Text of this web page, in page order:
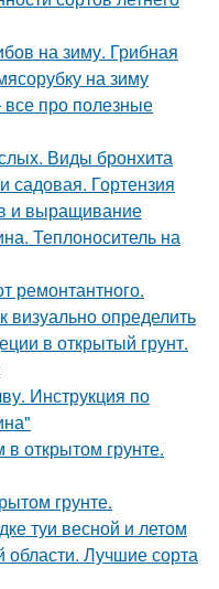
на зиму. Грибная
на зиму
про полезные
Виды бронхита
садовая. Гортензия
и выращивание
Теплоноситель на
ремонтантного.
определить
в открытый грунт.
Инструкция по
открытом грунте.
грунте.
туи весной и летом
Лучшие сорта